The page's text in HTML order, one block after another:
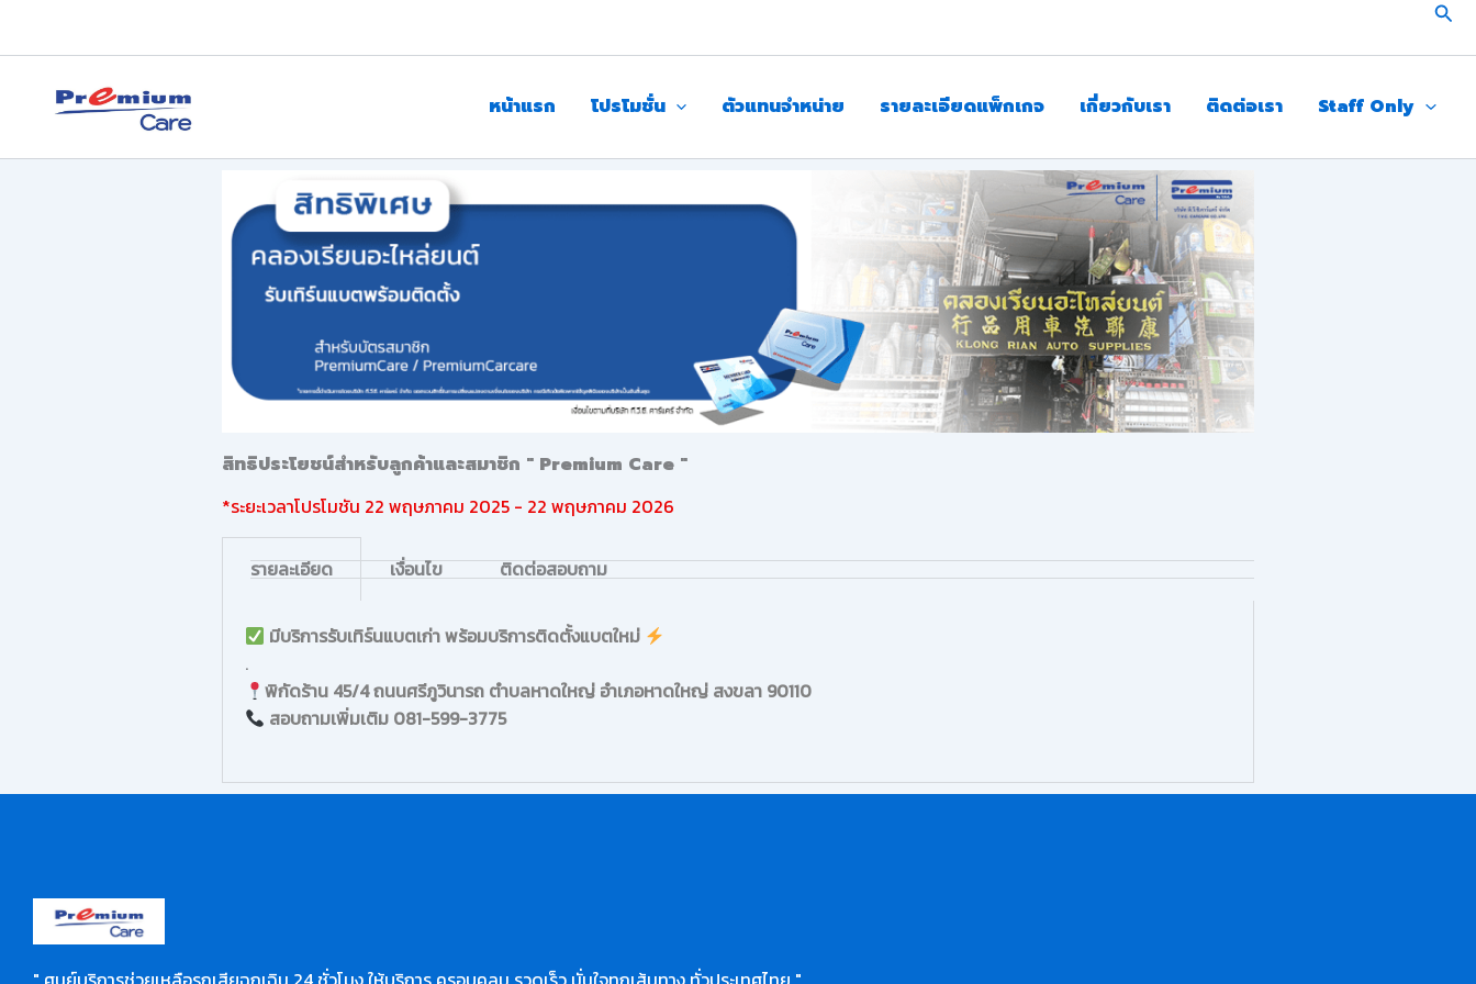
หน้าแรก โปรโมชั่น ตัวแทนจำหน่าย รายละเอียดแพ็กเกจ เกี่ยวกับเรา ติดต่อเรา Staff Only
สิทธิประโยชน์สำหรับลูกค้าและสมาชิก " Premium Care "
*ระยะเวลาโปรโมชัน 22 พฤษภาคม 2025 - 22 พฤษภาคม 2026
รายละเอียด เงื่อนไข ติดต่อสอบถาม
มีบริการรับเทิร์นแบตเก่า พร้อมบริการติดตั้งแบตใหม่
.
พิกัดร้าน 45/4 ถนนศรีภูวินารถ ตำบลหาดใหญ่ อำเภอหาดใหญ่ สงขลา 90110
สอบถามเพิ่มเติม 081-599-3775